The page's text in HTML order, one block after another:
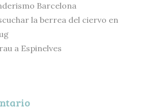
Barcelona
la berrea del ciervo en
a Espinelves